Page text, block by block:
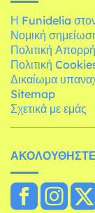
Η Funidelia
Νομική
Πολιτική
Πολιτική
Δικαίωμα
Sitemap
Σχετικά με εμάς